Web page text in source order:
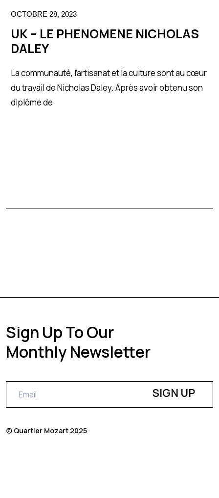
OCTOBRE 28, 2023
UK – LE PHENOMENE NICHOLAS
DALEY
La communauté, l’artisanat et la culture sont au cœur
du travail de Nicholas Daley. Après avoir obtenu son
diplôme de
Sign Up To Our
Monthly Newsletter
(c) Quartier Mozart 2025